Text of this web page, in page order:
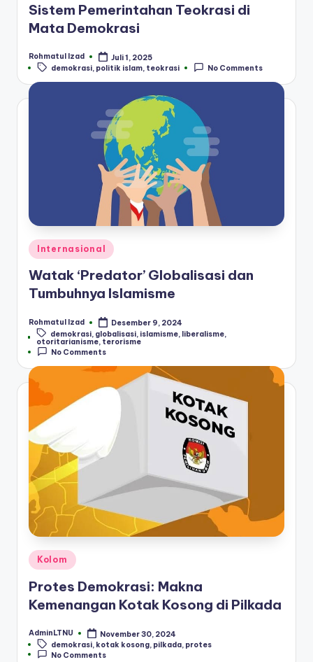
Sistem Pemerintahan Teokrasi di
Mata Demokrasi
Posted
by
Rohmatul Izad Juli 1, 2025
Tags:
demokrasi, politik islam, teokrasi No Comments
Posted
in
Internasional
Watak ‘Predator’ Globalisasi dan
Tumbuhnya Islamisme
Posted
by
Rohmatul Izad
Desember 9, 2024
Tags:demokrasi globalisasi islamisme liberalisme
otoritarianisme, terorisme
No Comments
Posted
Kolom
Protes Demokrasi: Makna
Kemenangan Kotak Kosong di Pilkada
Posted
by
AdminLTNU
November 30, 2024
Tags:demokrasi, kotak kosong, pilkada, protes
No Comments